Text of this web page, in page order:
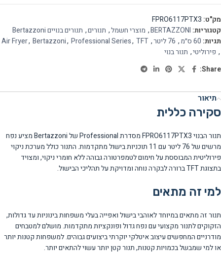
מק"ט: FPRO6117PTX3
קטגוריות: BERTAZZONI
, מוצרי חשמל, תנורים, תנורים בנויים Bertazzoni
תגיות: 60 ס״מ , 76 ליטר ,
Air Fryer, Bertazzoni, Professional Series, TFT
, פירוליטי, תנור בנוי
Share:
תיאור
סקירה כללית
תנור הבנוי FPRO6117PTX3 מסדרת Professional של Bertazzoni מציע נפח
מרשים של 76 ליטר עם 11 תוכניות בישול מתקדמות. התנור כולל מערכת ניקוי
פירוליטית המבוססת על חימום לטמפרטורה גבוהה ללא חומרי ניקוי, ומצויד
בתצוגת TFT ברורה לבקרה נוחה ומדויקת על תהליכי הבישול.
למי זה מתאים
תנור זה מתאים במיוחד לאוהבי בישול ואפייה בעלי משפחות בינוניות עד גדולות,
הזקוקים לתנור מקצועי עם נפח גדול ופונקציות מתקדמות. מושלם למטבחים
מודרניים המחפשים עיצוב איטלקי יוקרתי ביצועים גבוהים. למשפחות קטנות יותר
או למי שמבשל בכמויות קטנות, תנור קטן יותר עשוי להתאים יותר.